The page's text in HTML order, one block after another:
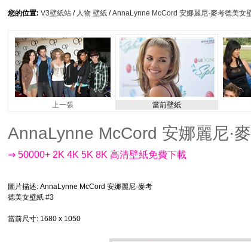
您的位置: V3壁紙站 / 人物 壁紙 /AnnaLynne McCord 安娜麗尼·麥考德美女
上一張 當前壁紙
AnnaLynne McCord 安娜麗尼·
⇒ 50000+ 2K 4K 5K 8K 高清壁紙免費下載
圖片描述: AnnaLynne McCord 安娜麗尼·麥考
德美女壁紙 #3
當前尺寸: 1680 x 1050